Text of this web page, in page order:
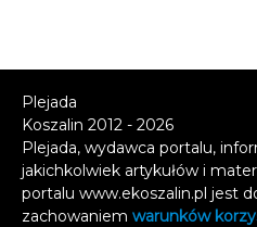
Plejada
Koszalin 2012 - 2026
Plejada, wydawca portalu,
jakichkolwiek artykułów i
portalu www.ekoszalin.pl jest
zachowaniem warunków